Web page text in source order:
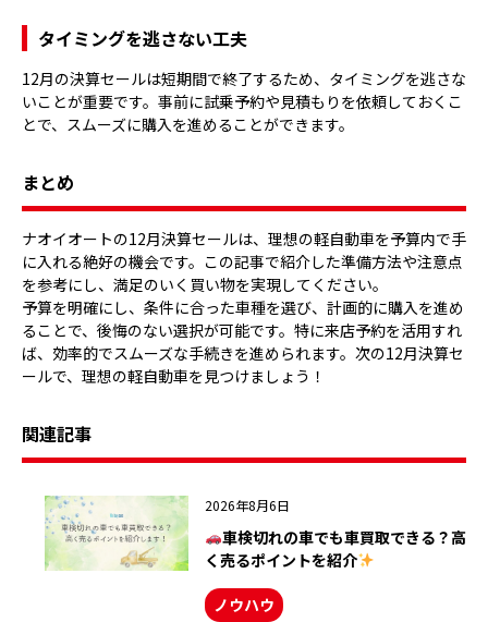
タイミングを逃さない工夫
12月の決算セールは短期間で終了するため、タイミングを逃さな
いことが重要です。事前に試乗予約や見積もりを依頼しておくこ
とで、スムーズに購入を進めることができます。
まとめ
ナオイオートの12月決算セールは、理想の軽自動車を予算内で手
に入れる絶好の機会です。この記事で紹介した準備方法や注意点
を参考にし、満足のいく買い物を実現してください。
予算を明確にし、条件に合った車種を選び、計画的に購入を進め
ることで、後悔のない選択が可能です。特に来店予約を活用すれ
ば、効率的でスムーズな手続きを進められます。次の12月決算セ
ールで、理想の軽自動車を見つけましょう！
関連記事
2026年8月6日
車検切れの車でも車買取できる？高
く売るポイントを紹介
ノウハウ